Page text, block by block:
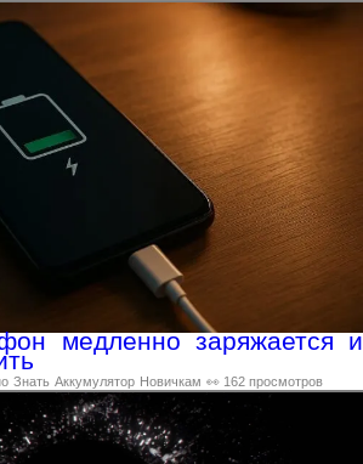
медленно заряжается и
Знать Аккумулятор Новичкам 👀 162 просмотров